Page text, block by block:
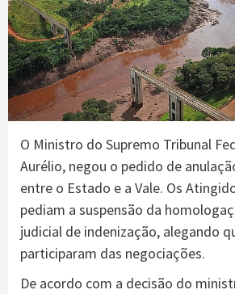
O Ministro do Supremo Tribunal
Aurélio, negou o pedido de
entre o Estado e a Vale. Os
pediam a suspensão da
judicial de indenização, alegando
participaram das negociações.
De acordo com a decisão do